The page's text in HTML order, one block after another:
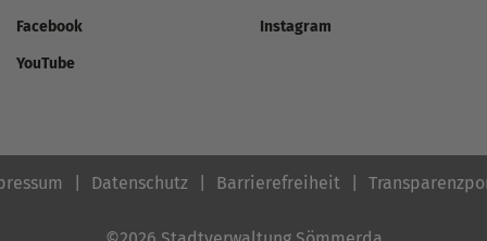
Facebook
Instagram
YouTube
Datenschutz Barrierefreiheit